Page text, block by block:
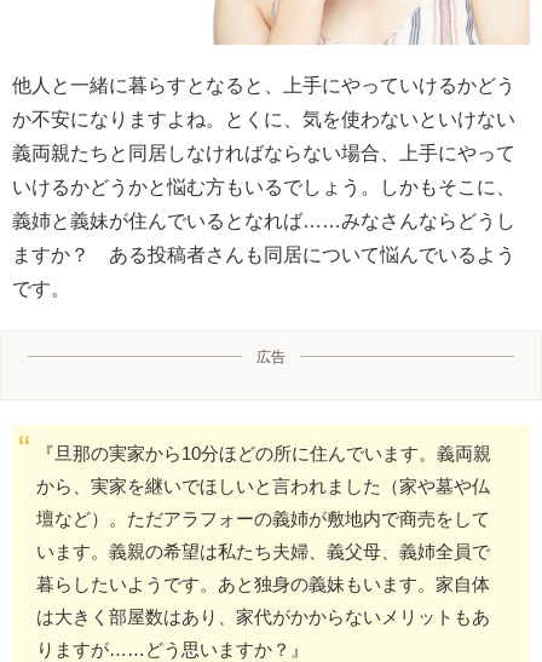
他人と一緒に暮らすとなると、上手にやっていけるかどう
か不安になりますよね。とくに、気を使わないといけない
義両親たちと同居しなければならない場合、上手にやって
いけるかどうかと悩む方もいるでしょう。しかもそこに、
義姉と義妹が住んでいるとなれば……みなさんならどうし
ますか？ ある投稿者さんも同居について悩んでいるよう
です。
広告
『旦那の実家から10分ほどの所に住んでいます。義両親
から、実家を継いでほしいと言われました（家や墓や仏
壇など）。ただアラフォーの義姉が敷地内で商売をして
います。義親の希望は私たち夫婦、義父母、義姉全員で
暮らしたいようです。あと独身の義妹もいます。家自体
は大きく部屋数はあり、家代がかからないメリットもあ
りますが……どう思いますか？』